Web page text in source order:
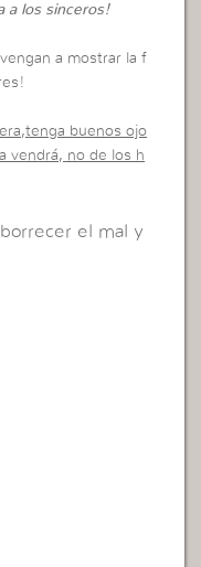
a los sinceros!
a mostrar la f
buenos ojo
vendrá, no de los h
el mal y